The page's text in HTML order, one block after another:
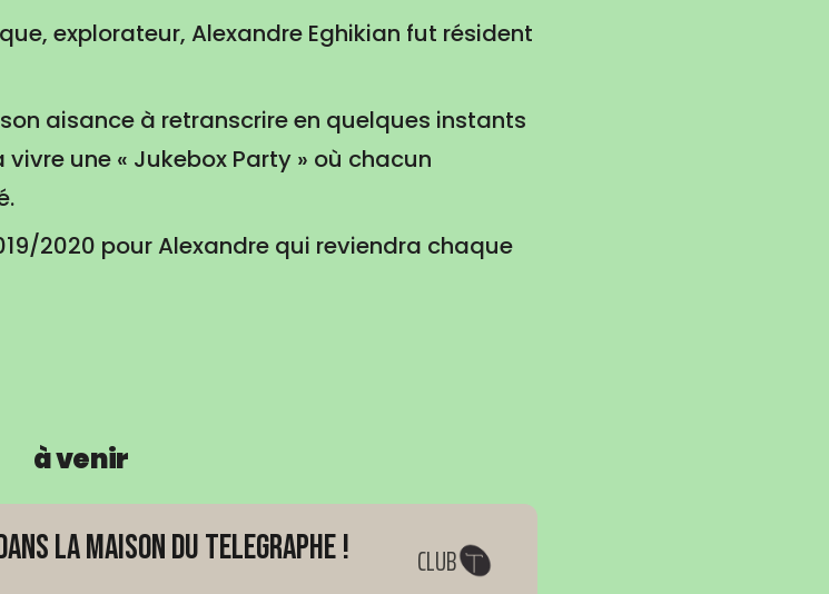
explorateur, Alexandre Eghikian fut résident
aisance à retranscrire en quelques instants
une « Jukebox Party » où chacun
2020 pour Alexandre qui reviendra chaque
à venir
La Maison du Telegraphe ! CLUB